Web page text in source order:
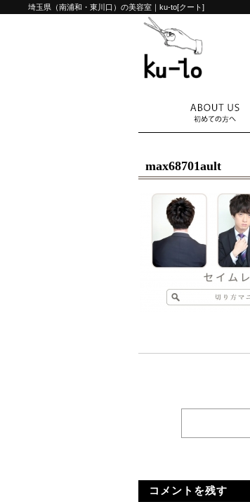
埼玉県（南浦和・東川口）の美容室｜ku-to[クート]
max68701ault
コメントを残す